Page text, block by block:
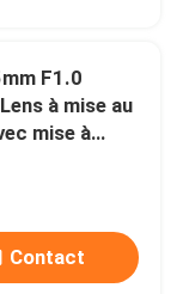
F1.0
à mise au
mise à
en
Contact